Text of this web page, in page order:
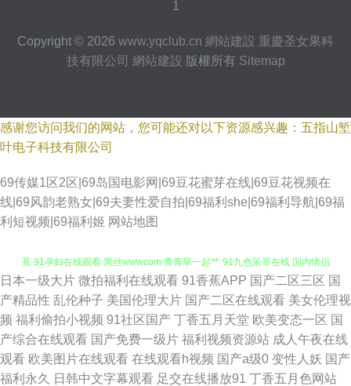
1
Copyright © 2026 www.yqclub.cn 網站建設 重慶圣女果科
技有限公司 網站建設 版權所有 Sitemap
感谢您访问我们的网站，您可能还对以下资源感兴趣：五指山堑
叶电子科技有限公司
69传媒1区2区|69岛国电影网|69豆花蜜芽在线|69豆花视频在
线|69风韵老熟女|69夫妻性爱自拍|69福利she|69福利导航|69福
利短视频|69福利姬 网站地图
91免费黄站 黄污视频在线观看导航 91剧场啪啪 人人干人人玩 伊人娱乐大香
蕉 91孕妇在线观看 黑丝wwwcom 青青草一起艹 91九色呆哥在线 国内情侣
视频在线91 91福利资源站 91次员 国产精品乱码一区在线 亚洲无吗电影AV
日本一级大片 微拍福利在线观看 91香蕉APP 国产二区三区 国
产精品性 乱伦种子 美国伦理大片 国产二区在线观看 美女伦理视
频 福利偷拍小视频 91社区国产 丁香五月天堂 欧美变态一区 国
产综合在线观看 国产免费一级片 福利视频资源站 成人午夜在线
观看 欧美图片在线观看 在线观看h视频 国产a级0 变性人妖 国产
福利永久
日韩中文字幕观看 足交在线播放91 丁香五月色网站